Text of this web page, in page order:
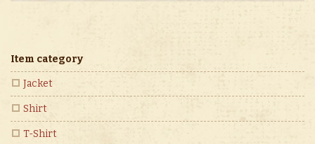
Item category
Jacket
Shirt
T-Shirt